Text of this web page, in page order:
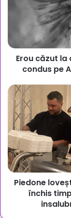
condus
Adrian
pe
ultimul
drum
Erou căzut
condus pe
Piedone
lovește
iar!
Restaurantul
din
Parlament
închis
timp
de
Piedone
închis